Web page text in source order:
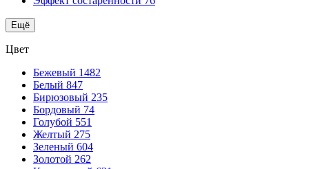
Ещё
Цвет
Бежевый 1482
Белый 847
Бирюзовый 235
Бордовый 74
Голубой 551
Желтый 275
Зеленый 604
Золотой 262